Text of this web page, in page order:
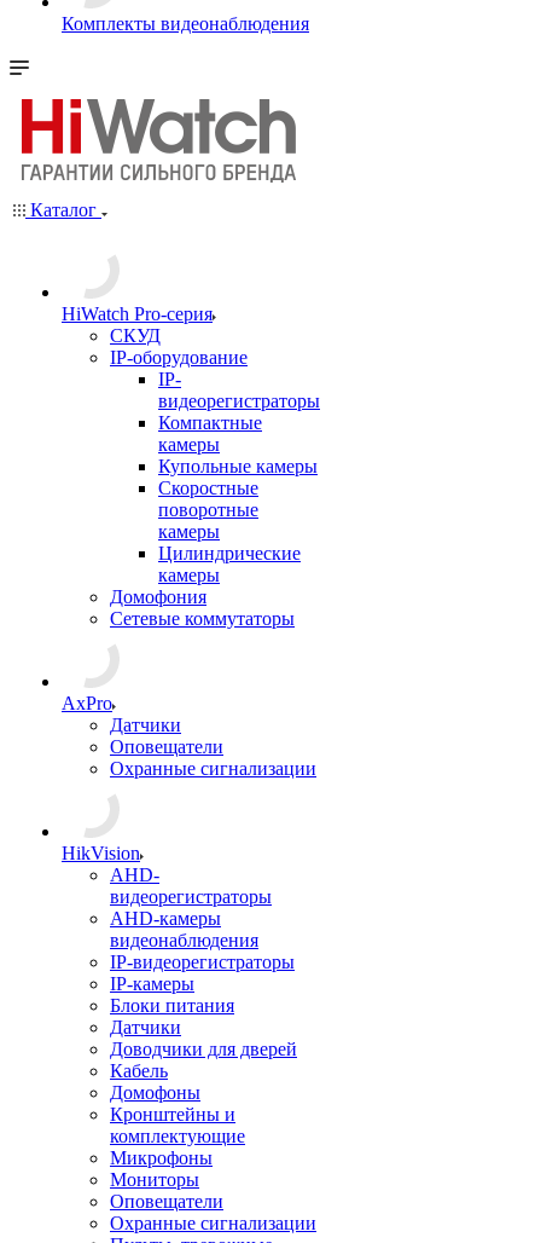
Комплекты видеонаблюдения
Каталог
HiWatch Pro-серия
CКУД
IP-оборудование
IP-
видеорегистраторы
Компактные
камеры
Купольные камеры
Скоростные
поворотные
камеры
Цилиндрические
камеры
Домофония
Сетевые коммутаторы
AxPro
Датчики
Оповещатели
Охранные сигнализации
HikVision
AHD-
видеорегистраторы
AHD-камеры
видеонаблюдения
IP-видеорегистраторы
IP-камеры
Блоки питания
Датчики
Доводчики для дверей
Кабель
Домофоны
Кронштейны и
комплектующие
Микрофоны
Мониторы
Оповещатели
Охранные сигнализации